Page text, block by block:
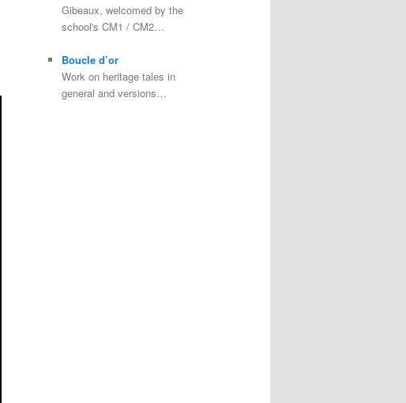
Gibeaux, welcomed by the
school's CM1 / CM2…
Boucle d’or
Work on heritage tales in
general and versions…